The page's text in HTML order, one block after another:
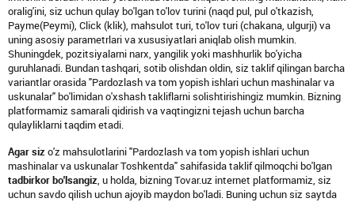
oralig'ini, siz uchun qulay bo'lgan to'lov turini (naqd pul, pul o'tkazish,
Payme(Peymi), Click (klik), mahsulot turi, to'lov turi (chakana, ulgurji) va
uning asosiy parametrlari va xususiyatlari aniqlab olish mumkin.
Shuningdek, pozitsiyalarni narx, yangilik yoki mashhurlik bo'yicha
guruhlanadi. Bundan tashqari, sotib olishdan oldin, siz taklif qilingan barcha
variantlar orasida "Pardozlash va tom yopish ishlari uchun mashinalar va
uskunalar" bo'limidan o'xshash takliflarni solishtirishingiz mumkin. Bizning
platformamiz samarali qidirish va vaqtingizni tejash uchun barcha
qulayliklarni taqdim etadi.
Agar siz o'z mahsulotlarini "Pardozlash va tom yopish ishlari uchun
mashinalar va uskunalar Toshkentda" sahifasida taklif qilmoqchi bo'lgan
tadbirkor bo'lsangiz, u holda, bizning Tovar.uz internet platformamiz, siz
uchun savdo qilish uchun ajoyib maydon bo'ladi. Buning uchun siz saytda